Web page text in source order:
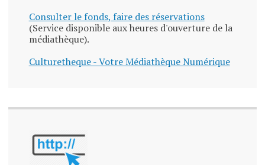
Consulter le fonds, faire des réservations
(Service disponible aux heures d'ouverture de la
médiathèque).
Culturetheque - Votre Médiathèque Numérique